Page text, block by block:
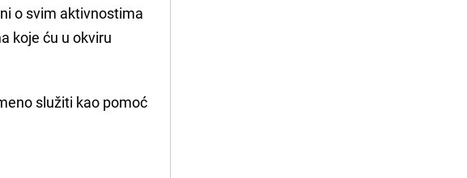
o svim aktivnostima
koje ću u okviru
služiti kao pomoć